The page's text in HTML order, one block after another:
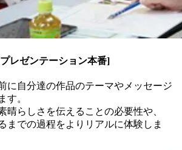
レゼンテーション本番]
に自分達の作品のテーマやメッセージ
す。
晴らしさを伝えることの必要性や、
までの過程をよりリアルに体験しま